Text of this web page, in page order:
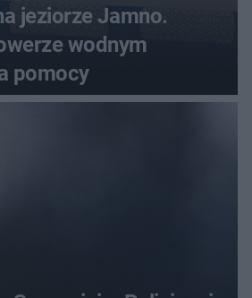
jeziorze Jamno.
wodnym
pomocy